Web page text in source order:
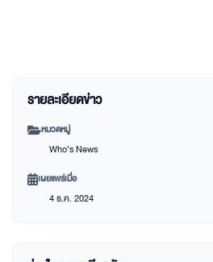
รายละเอียดข่าว
หมวดหมู่
Who’s News
เผยแพร่เมื่อ
4 ธ.ค. 2024